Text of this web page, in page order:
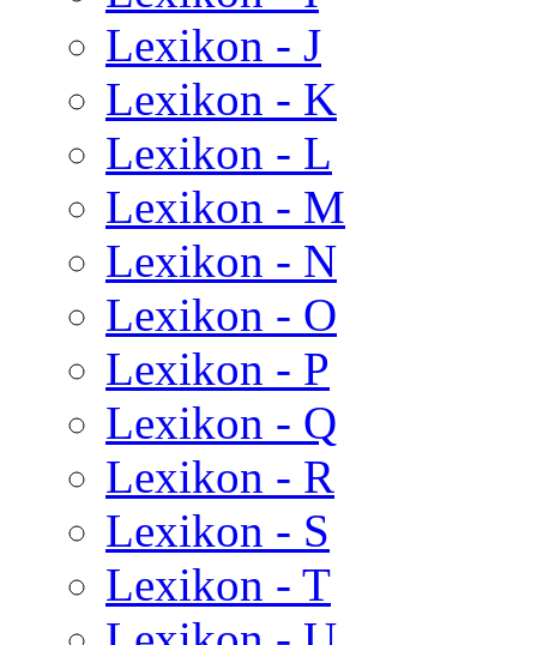
Lexikon - J
Lexikon - K
Lexikon - L
Lexikon - M
Lexikon - N
Lexikon - O
Lexikon - P
Lexikon - Q
Lexikon - R
Lexikon - S
Lexikon - T